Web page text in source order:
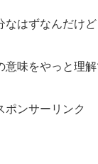
なはずなんだけど
意味をやっと理解
ポンサーリンク